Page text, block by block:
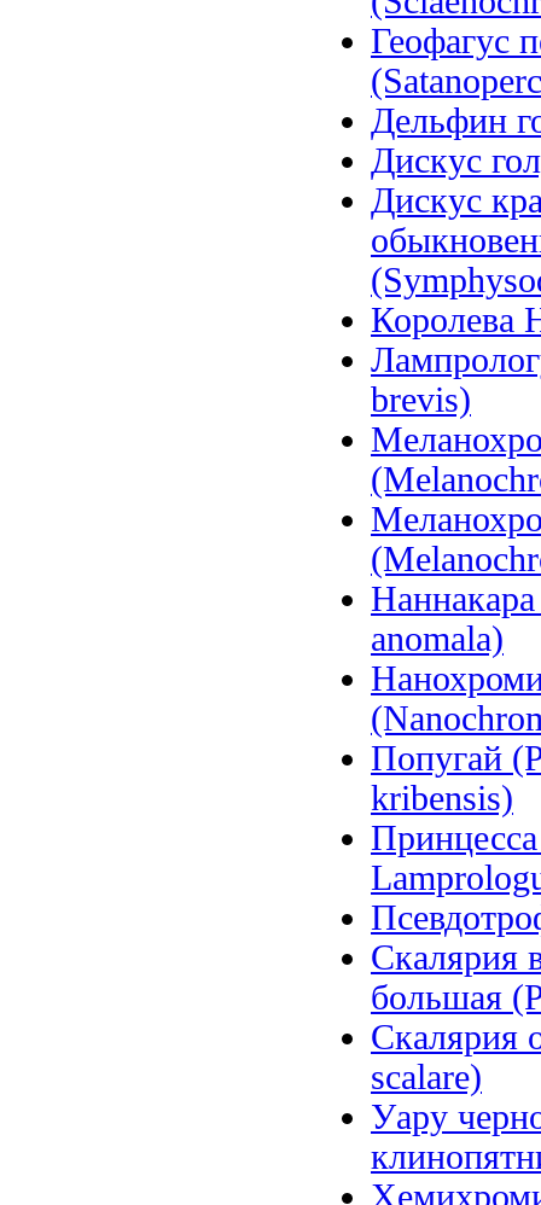
Геофагус
Дельфин
Дискус
Дискус
Королева
brevis)
Наннакара
anomala)
Попугай
kribensis)
Скалярия
большая
Скалярия
scalare)
Уару